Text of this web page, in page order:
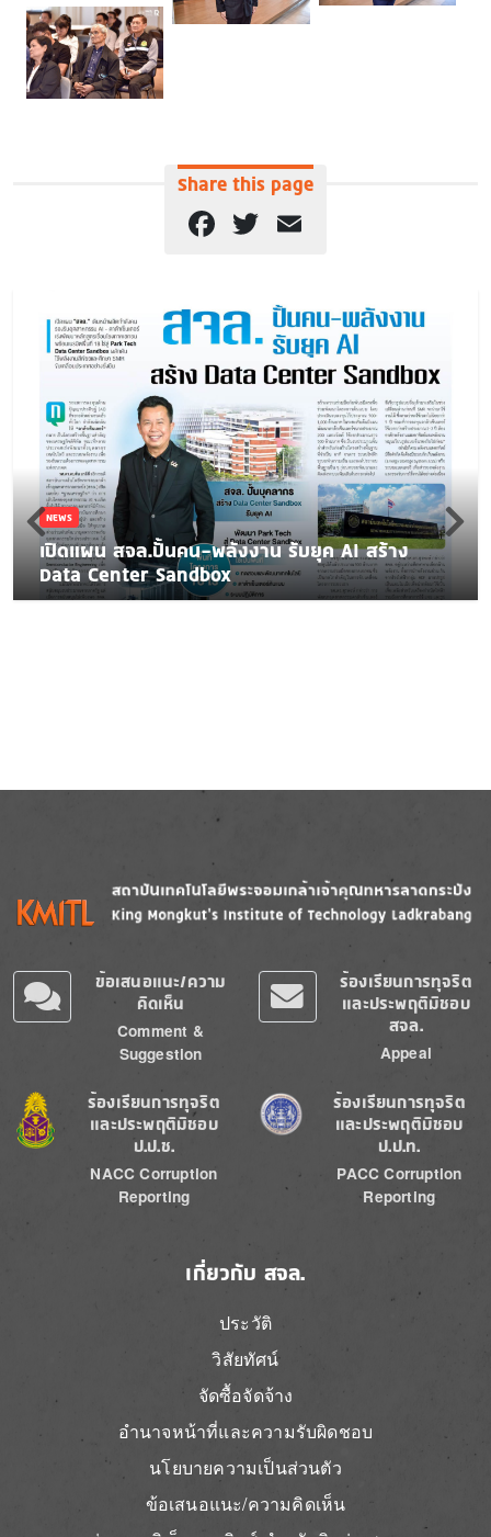
Share this page
Facebook
Twitter
NEWS
เปิดแผน สจล.ปั้นคน-พลังงาน รับยุค AI สร้าง
Data Center Sandbox
Image
ข้อเสนอแนะ/ความ
คิดเห็น
Comment &
Suggestion
ร้องเรียนการทุจริต
และประพฤติมิชอบ
สจล.
Appeal
Image
ร้องเรียนการทุจริต
และประพฤติมิชอบ
ป.ป.ช.
NACC Corruption
Reporting
Image
ร้องเรียนการทุจริต
และประพฤติมิชอบ
ป.ป.ท.
PACC Corruption
Reporting
เกี่ยวกับ สจล.
ประวัติ
วิสัยทัศน์
จัดซื้อจัดจ้าง
อำนาจหน้าที่และความรับผิดชอบ
นโยบายความเป็นส่วนตัว
ข้อเสนอแนะ/ความคิดเห็น